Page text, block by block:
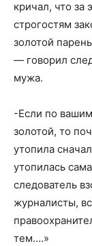
кричал, что за
строгостям
золотой
— говорил
мужа.
-Если по
золотой, то
утопила
утопилась
следователь
журналисты,
тем….»